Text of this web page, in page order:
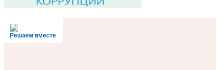
Решаем вместе